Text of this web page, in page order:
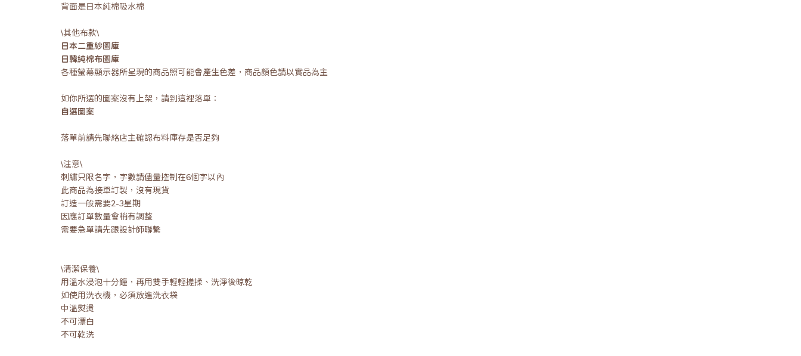
背面是日本純棉吸水棉
\其他布款\
日本二重紗圖庫
日韓純棉布圖庫
各種螢幕顯示器所呈現的商品照可能會產生色差，商品顏色請以實品為主
如你所選的圖案沒有上架，請到這裡落單：
自選圖案
落單前請先聯絡店主確認布料庫存是否足夠
\注意\
刺繡只限名字，字數請儘量控制在6個字以內
此商品為接單訂製，沒有現貨
訂造一般需要2-3星期
因應訂單數量會稍有調整
需要急單請先跟設計師聯繫
\清潔保養\
用溫水浸泡十分鐘，再用雙手輕輕搓揉、洗淨後晾乾
如使用洗衣機，必須放進洗衣袋
中溫熨燙
不可漂白
不可乾洗